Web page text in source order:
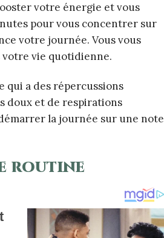
votre énergie et vous
pour vous concentrer sur
votre journée. Vous vous
votre vie quotidienne.
qui a des répercussions
doux et de respirations
la journée sur une note
routine